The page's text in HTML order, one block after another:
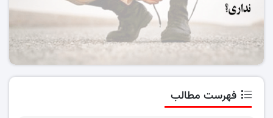
فهرست مطالب